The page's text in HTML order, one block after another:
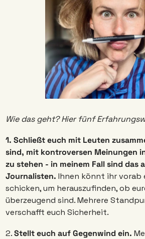
Wie das geht? Hier fünf
1. Schließt euch mit Leuten
sind, mit kontroversen Meinungen
zu stehen - in meinem Fall sind das
Journalisten. Ihnen könnt ihr vorab
schicken, um herauszufinden, ob
überzeugend sind. Mehrere
verschafft euch Sicherheit.
2. Stellt euch auf Gegenwind ein.